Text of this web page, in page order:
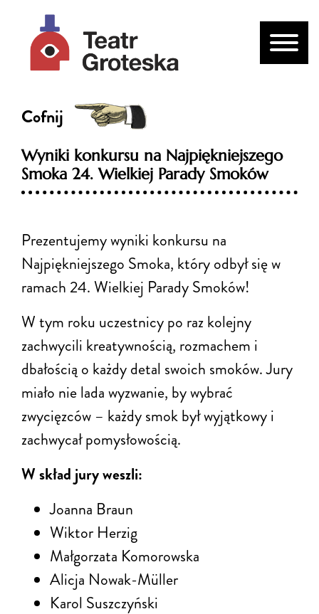
Cofnij
Wyniki konkursu na Najpiękniejszego
Smoka 24. Wielkiej Parady Smoków
Prezentujemy wyniki konkursu na
Najpiękniejszego Smoka, który odbył się w
ramach 24. Wielkiej Parady Smoków!
W tym roku uczestnicy po raz kolejny
zachwycili kreatywnością, rozmachem i
dbałością o każdy detal swoich smoków. Jury
miało nie lada wyzwanie, by wybrać
zwycięzców – każdy smok był wyjątkowy i
zachwycał pomysłowością.
W skład jury weszli:
Joanna Braun
Wiktor Herzig
Małgorzata Komorowska
Alicja Nowak-Müller
Karol Suszczyński